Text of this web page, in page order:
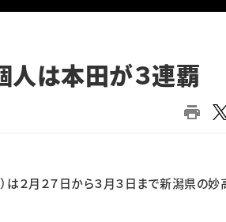
は本田が３連覇
２月２７日から３月３日まで新潟県の妙